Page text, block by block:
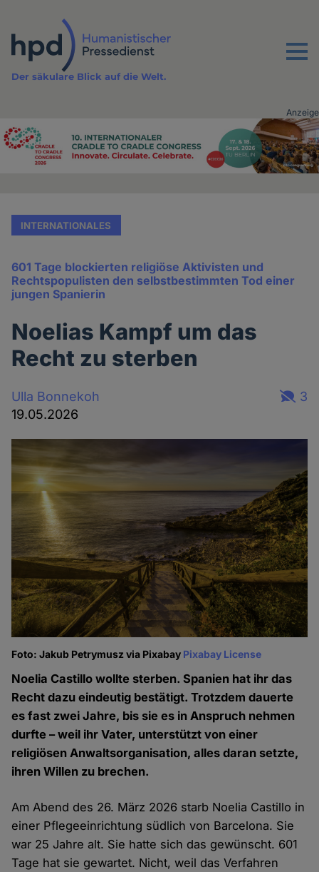
Inhalt
Menu
Der säkulare Blick auf die Welt.
Advertising
Anzeige
INTERNATIONALES
601 Tage blockierten religiöse Aktivisten und
Rechtspopulisten den selbstbestimmten Tod einer
jungen Spanierin
Noelias Kampf um das
Recht zu sterben
Ulla Bonnekoh
19.05.2026
3
Foto: Jakub Petrymusz via Pixabay Pixabay License
Noelia Castillo wollte sterben. Spanien hat ihr das
Recht dazu eindeutig bestätigt. Trotzdem dauerte
es fast zwei Jahre, bis sie es in Anspruch nehmen
durfte – weil ihr Vater, unterstützt von einer
religiösen Anwaltsorganisation, alles daran setzte,
ihren Willen zu brechen.
Am Abend des 26. März 2026 starb Noelia Castillo in
einer Pflegeeinrichtung südlich von Barcelona. Sie
war 25 Jahre alt. Sie hatte sich das gewünscht. 601
Tage hat sie gewartet. Nicht, weil das Verfahren